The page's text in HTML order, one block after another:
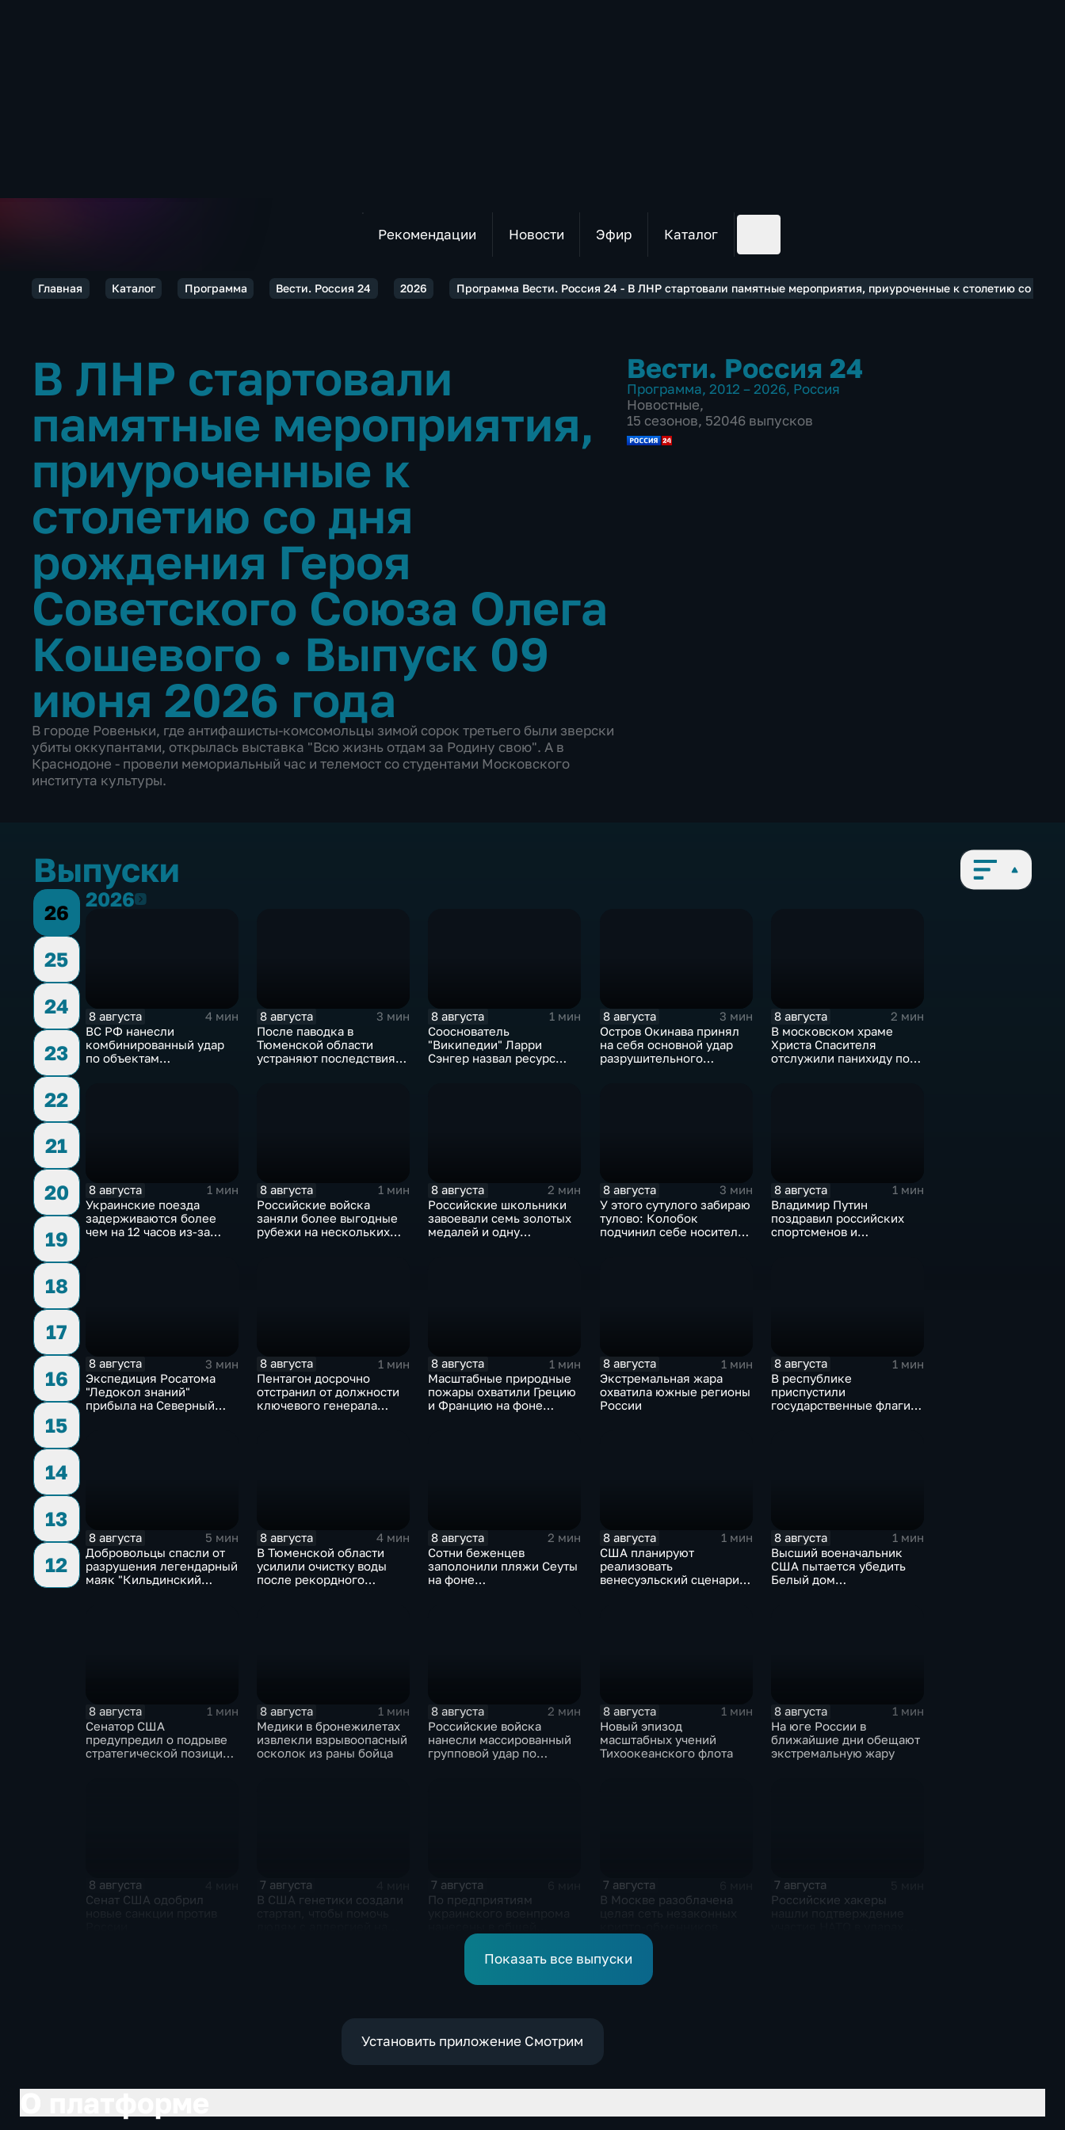
Рекомендации Новости Эфир Каталог
Главная Каталог Программа Вести. Россия 24 2026 Программа Вести. Россия 24 - В ЛНР стартовали памятные мероприятия, приуроченные к столетию со дня
В ЛНР стартовали
памятные мероприятия,
приуроченные к
столетию со дня
рождения Героя
Советского Союза Олега
Кошевого • Выпуск 09
июня 2026 года
В городе Ровеньки, где антифашисты-комсомольцы зимой сорок третьего были зверски
убиты оккупантами, открылась выставка "Всю жизнь отдам за Родину свою". А в
Краснодоне - провели мемориальный час и телемост со студентами Московского
института культуры.
Вести. Россия 24
Программа, 2012 – 2026, Россия
Новостные,
15 сезонов, 52046 выпусков
Выпуски
26
25
24
23
22
21
20
19
18
17
16
15
14
13
12
20262026
8 августа
4 мин
ВС РФ нанесли
комбинированный удар
по объектам
8 августа
3 мин
После паводка в
Тюменской области
устраняют последствия
8 августа
1 мин
Сооснователь
"Википедии" Ларри
Сэнгер назвал ресурс
8 августа
3 мин
Остров Окинава принял
на себя основной удар
разрушительного
8 августа
2 мин
В московском храме
Христа Спасителя
отслужили панихиду по
8 августа
1 мин
Украинские поезда
задерживаются более
чем на 12 часов из-за
8 августа
1 мин
Российские войска
заняли более выгодные
рубежи на нескольких
8 августа
2 мин
Российские школьники
завоевали семь золотых
медалей и одну
8 августа
3 мин
У этого сутулого забираю
тулово: Колобок
подчинил себе носителя
8 августа
1 мин
Владимир Путин
поздравил российских
спортсменов и
8 августа
3 мин
Экспедиция Росатома
"Ледокол знаний"
прибыла на Северный
8 августа
1 мин
Пентагон досрочно
отстранил от должности
ключевого генерала
8 августа
1 мин
Масштабные природные
пожары охватили Грецию
и Францию на фоне
8 августа
1 мин
Экстремальная жара
охватила южные регионы
России
8 августа
1 мин
В республике
приспустили
государственные флаги и
8 августа
5 мин
Добровольцы спасли от
разрушения легендарный
маяк "Кильдинский
8 августа
4 мин
В Тюменской области
усилили очистку воды
после рекордного
8 августа
2 мин
Сотни беженцев
заполонили пляжи Сеуты
на фоне
8 августа
1 мин
США планируют
реализовать
венесуэльский сценарий
8 августа
1 мин
Высший военачальник
США пытается убедить
Белый дом
8 августа
1 мин
Сенатор США
предупредил о подрыве
стратегической позиции
8 августа
1 мин
Медики в бронежилетах
извлекли взрывоопасный
осколок из раны бойца
8 августа
2 мин
Российские войска
нанесли массированный
групповой удар по
8 августа
1 мин
Новый эпизод
масштабных учений
Тихоокеанского флота
8 августа
1 мин
На юге России в
ближайшие дни обещают
экстремальную жару
8 августа
Сенат США одобрил
7 августа
В США генетики создали
7 августа
По предприятиям
сложности более 10-ти
массированных и
групповых ударов
7 августа
В Москве разоблачена
7 августа
Российские хакеры
Показать все выпуски
Установить приложение Смотрим